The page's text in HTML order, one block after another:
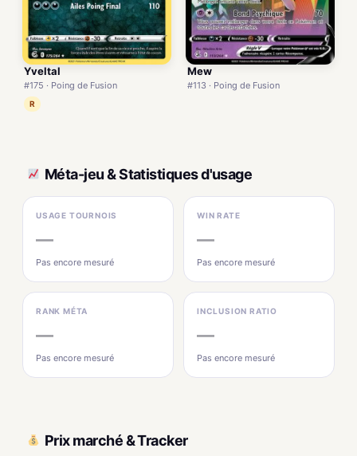
Yveltal
#175 · Poing de Fusion
R
Mew
#113 · Poing de Fusion
Méta-jeu & Statistiques d'usage
USAGE TOURNOIS
—
Pas encore mesuré
WIN RATE
—
Pas encore mesuré
RANK MÉTA
—
Pas encore mesuré
INCLUSION RATIO
—
Pas encore mesuré
Prix marché & Tracker